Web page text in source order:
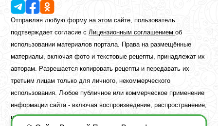
Отправляя любую форму на этом сайте, пользователь
подтверждает согласие сЛицензионным соглашениемоб
использовании материалов портала. Права на размещённые
материалы, включая фото и текстовые рецепты, принадлежат их
авторам. Разрешается копировать рецепты и передавать их
третьим лицам только для личного, некоммерческого
использования. Любое публичное или коммерческое применение
информации сайта - включая воспроизведение, распространение,
публикацию или обработку - возможно лишь при наличии